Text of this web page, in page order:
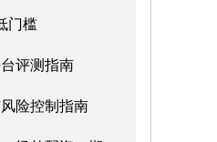
门槛
评测指南
险控制指南